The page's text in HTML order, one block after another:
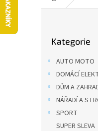
kategorie
Kategorie
AUTO MOTO
DOMÁCÍ
DŮM A
NÁŘADÍ A
SPORT
SUPER SLEVA